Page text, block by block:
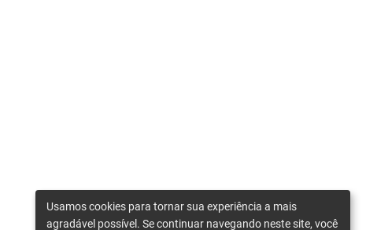
Usamos cookies para tornar sua experiência a mais
agradável possível. Se continuar navegando neste site, você